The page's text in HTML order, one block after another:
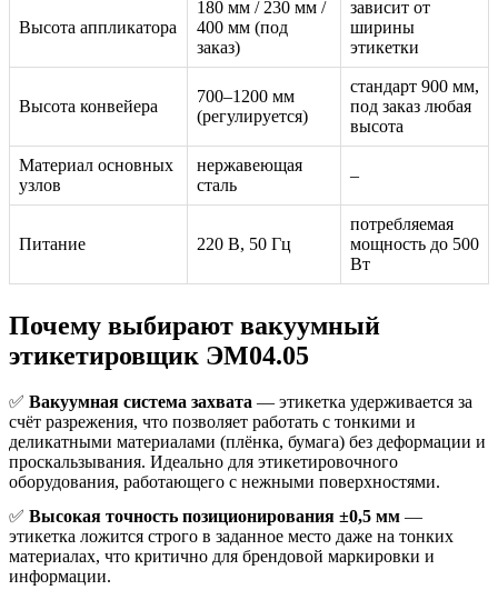
Высота аппликатора
180 мм / 230 мм /
400 мм (под
заказ)
зависит от
ширины
этикетки
Высота конвейера
700–1200 мм
(регулируется)
стандарт 900 мм,
под заказ любая
высота
Материал основных
узлов
нержавеющая
сталь
–
Питание 220 В, 50 Гц
потребляемая
мощность до 500
Вт
Почему выбирают вакуумный
этикетировщик ЭМ04.05
✅ Вакуумная система захвата — этикетка удерживается за
счёт разрежения, что позволяет работать с тонкими и
деликатными материалами (плёнка, бумага) без деформации и
проскальзывания. Идеально для этикетировочного
оборудования, работающего с нежными поверхностями.
✅ Высокая точность позиционирования ±0,5 мм —
этикетка ложится строго в заданное место даже на тонких
материалах, что критично для брендовой маркировки и
информации.